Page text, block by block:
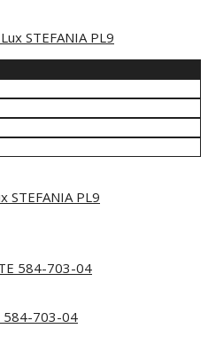
STEFANIA PL9
584-703-04